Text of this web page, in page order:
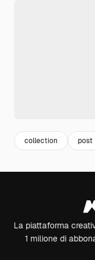
collection post
La piattaforma
1 milione di